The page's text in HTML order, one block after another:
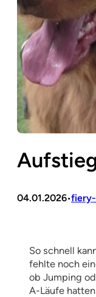
04.01.2026•
So schnell
fehlte noch
ob Jumping
A-Läufe